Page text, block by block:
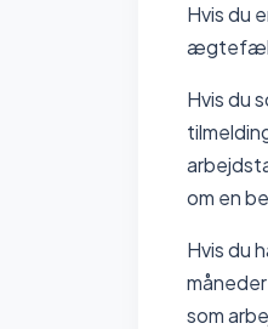
Hvis du
Hvis du
om en
Hvis du
som